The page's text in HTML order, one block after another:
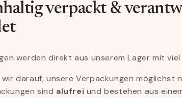
verpackt &
werden direkt aus unserem Lager mit
darauf, unsere Verpackungen möglichst
sind alufrei und bestehen aus